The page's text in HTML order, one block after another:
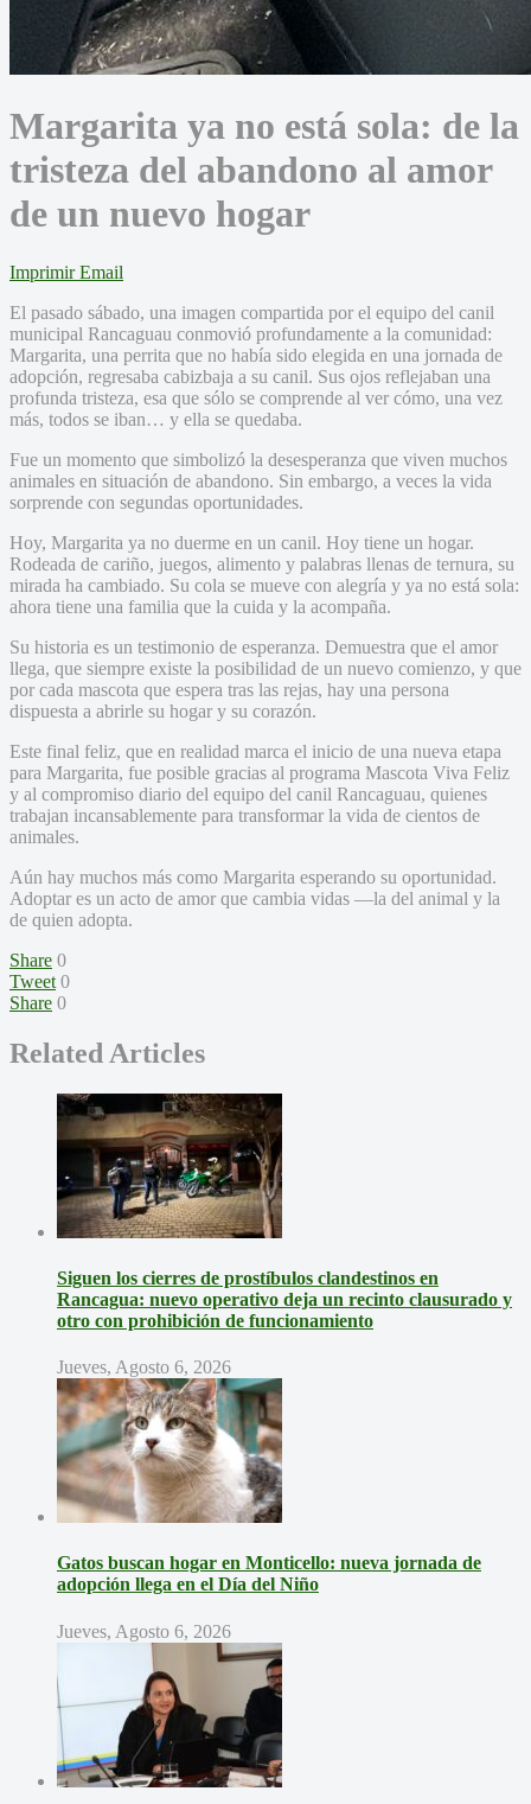
Margarita ya no está sola: de la
tristeza del abandono al amor
de un nuevo hogar
Imprimir Email
El pasado sábado, una imagen compartida por el equipo del canil
municipal Rancaguau conmovió profundamente a la comunidad:
Margarita, una perrita que no había sido elegida en una jornada de
adopción, regresaba cabizbaja a su canil. Sus ojos reflejaban una
profunda tristeza, esa que sólo se comprende al ver cómo, una vez
más, todos se iban… y ella se quedaba.
Fue un momento que simbolizó la desesperanza que viven muchos
animales en situación de abandono. Sin embargo, a veces la vida
sorprende con segundas oportunidades.
Hoy, Margarita ya no duerme en un canil. Hoy tiene un hogar.
Rodeada de cariño, juegos, alimento y palabras llenas de ternura, su
mirada ha cambiado. Su cola se mueve con alegría y ya no está sola:
ahora tiene una familia que la cuida y la acompaña.
Su historia es un testimonio de esperanza. Demuestra que el amor
llega, que siempre existe la posibilidad de un nuevo comienzo, y que
por cada mascota que espera tras las rejas, hay una persona
dispuesta a abrirle su hogar y su corazón.
Este final feliz, que en realidad marca el inicio de una nueva etapa
para Margarita, fue posible gracias al programa Mascota Viva Feliz
y al compromiso diario del equipo del canil Rancaguau, quienes
trabajan incansablemente para transformar la vida de cientos de
animales.
Aún hay muchos más como Margarita esperando su oportunidad.
Adoptar es un acto de amor que cambia vidas —la del animal y la
de quien adopta.
Share 0
Tweet 0
Share 0
Related Articles
Siguen los cierres de prostíbulos clandestinos en
Rancagua: nuevo operativo deja un recinto clausurado y
otro con prohibición de funcionamiento
Jueves, Agosto 6, 2026
Gatos buscan hogar en Monticello: nueva jornada de
adopción llega en el Día del Niño
Jueves, Agosto 6, 2026